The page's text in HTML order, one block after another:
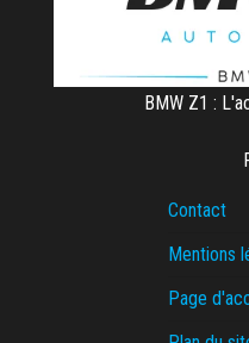
BMW Z1 :
Contact
Mentions
Page